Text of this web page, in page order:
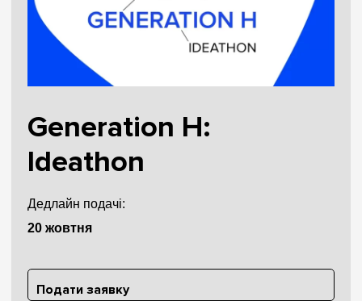
Generation H:
Ideathon
Дедлайн подачі:
20 жовтня
Подати заявку